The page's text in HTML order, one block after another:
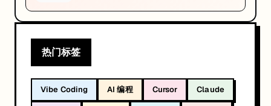
热门标签
Vibe Coding AI 编程 Cursor Claude